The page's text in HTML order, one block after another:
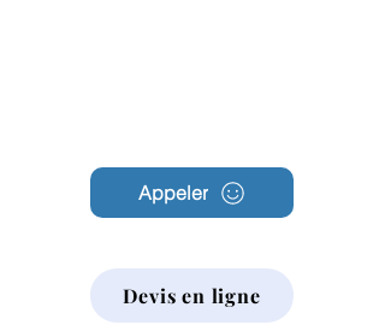
Appeler
Devis en ligne